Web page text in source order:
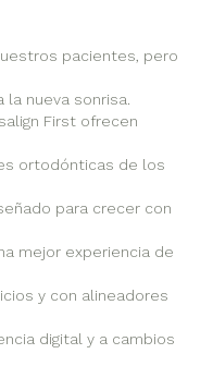
pacientes, pero
nueva sonrisa.
First ofrecen
ortodónticas de los
para crecer con
mejor experiencia de
y con alineadores
digital y a cambios